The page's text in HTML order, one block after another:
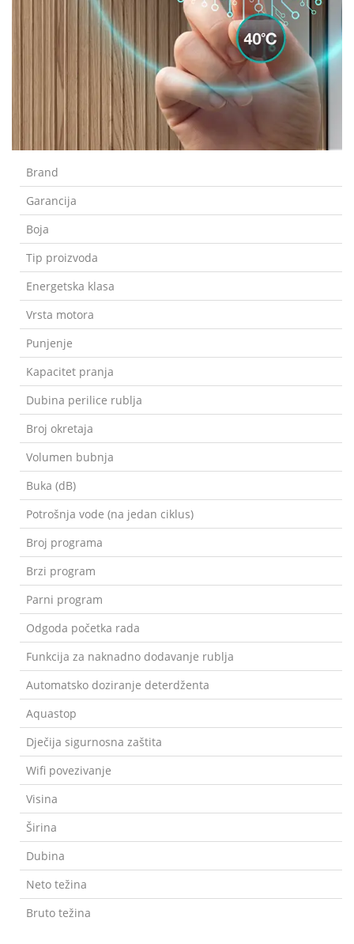
Brand
Garancija
Boja
Tip proizvoda
Energetska klasa
Vrsta motora
Punjenje
Kapacitet pranja
Dubina perilice rublja
Broj okretaja
Volumen bubnja
Buka (dB)
Potrošnja vode (na jedan ciklus)
Broj programa
Brzi program
Parni program
Odgoda početka rada
Funkcija za naknadno dodavanje rublja
Automatsko doziranje deterdženta
Aquastop
Dječija sigurnosna zaštita
Wifi povezivanje
Visina
Širina
Dubina
Neto težina
Bruto težina